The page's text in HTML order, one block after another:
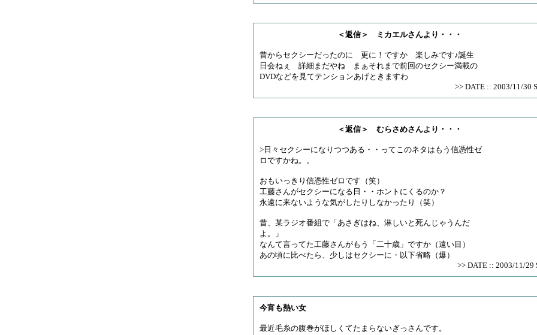
＜返信＞ ミカエルさんより・・・
昔からセクシーだったのに 更に！ですか 楽しみです♪誕生
日会ねぇ 詳細まだやね まぁそれまで前回のセクシー満載の
DVDなどを見てテンションあげときますわ
>> DATE :: 2003/11/30
＜返信＞ むらさめさんより・・・
>日々セクシーになりつつある・・ってこのネタはもう信憑性ゼ
ロですかね。。
おもいっきり信憑性ゼロです（笑）
工藤さんがセクシーになる日・・ホントにくるのか？
永遠に来ないような気がしたりしなかったり（笑）
昔、某ラジオ番組で「あさぎはね、淋しいと死んじゃうんだ
よ。」
なんて言ってた工藤さんがもう「二十歳」ですか（遠い目）
あの頃に比べたら、少しはセクシーに・以下省略（爆）
>> DATE :: 2003/11/29
今宵も熱い女
最近毛糸の腹巻がほしくてたまらないぎっさんです。